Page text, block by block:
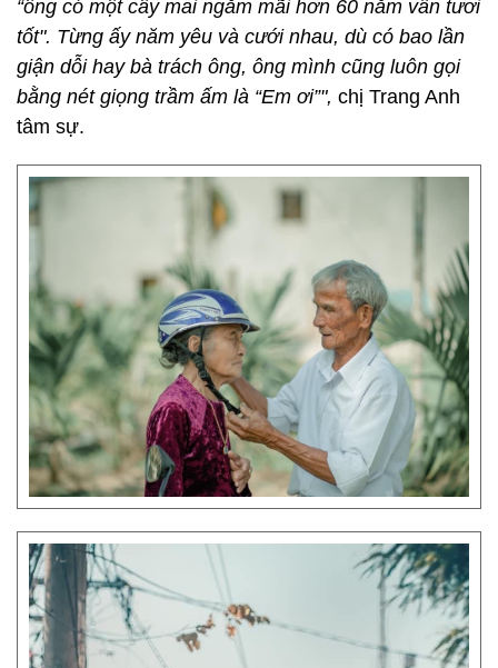
“ông có một cây mai ngắm mãi hơn 60 năm vẫn tươi
tốt". Từng ấy năm yêu và cưới nhau, dù có bao lần
giận dỗi hay bà trách ông, ông mình cũng luôn gọi
bằng nét giọng trầm ấm là “Em ơi”", chị Trang Anh
tâm sự.